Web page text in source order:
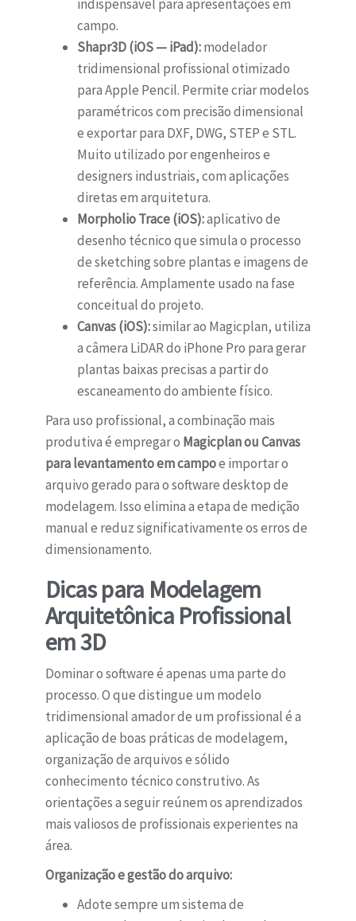
indispensável para apresentações em
campo.
Shapr3D (iOS — iPad):modelador
tridimensional profissional otimizado
para Apple Pencil. Permite criar modelos
paramétricos com precisão dimensional
e exportar para DXF, DWG, STEP e STL.
Muito utilizado por engenheiros e
designers industriais, com aplicações
diretas em arquitetura.
Morpholio Trace (iOS):aplicativo de
desenho técnico que simula o processo
de sketching sobre plantas e imagens de
referência. Amplamente usado na fase
conceitual do projeto.
Canvas (iOS):similar ao Magicplan, utiliza
a câmera LiDAR do iPhone Pro para gerar
plantas baixas precisas a partir do
escaneamento do ambiente físico.
Para uso profissional, a combinação mais
produtiva é empregar o Magicplan ou Canvas
para levantamento em campoe importar o
arquivo gerado para o software desktop de
modelagem. Isso elimina a etapa de medição
manual e reduz significativamente os erros de
dimensionamento.
Dicas para Modelagem
Arquitetônica Profissional
em 3D
Dominar o software é apenas uma parte do
processo. O que distingue um modelo
tridimensional amador de um profissional é a
aplicação de boas práticas de modelagem,
organização de arquivos e sólido
conhecimento técnico construtivo. As
orientações a seguir reúnem os aprendizados
mais valiosos de profissionais experientes na
área.
Organização e gestão do arquivo:
Adote sempre um sistema de